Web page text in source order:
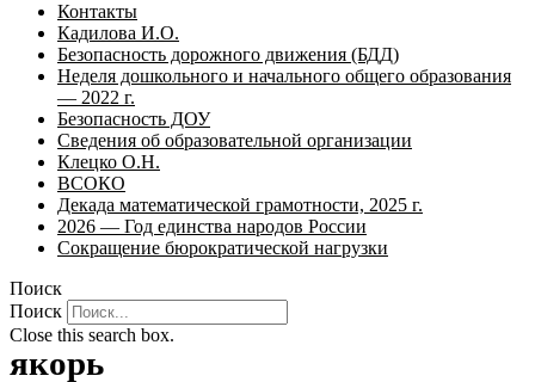
Контакты
Кадилова И.О.
Безопасность дорожного движения (БДД)
Неделя дошкольного и начального общего образования
— 2022 г.
Безопасность ДОУ
Сведения об образовательной организации
Клецко О.Н.
ВСОКО
Декада математической грамотности, 2025 г.
2026 — Год единства народов России
Сокращение бюрократической нагрузки
Поиск
Поиск
Close this search box.
якорь